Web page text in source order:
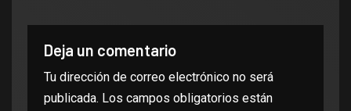
Deja un comentario
Tu dirección de correo electrónico no será
publicada. Los campos obligatorios están